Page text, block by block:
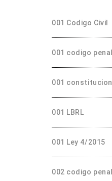
001 Codigo Civil
001 codigo penal
001 constitucion
001 LBRL
001 Ley 4/2015
002 codigo penal